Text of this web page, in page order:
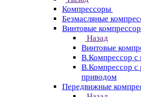
Компрессоры
Безмасляные
Винтовые
Назад
Винтовые
В.Компрессор
В.Компрессор
приводом
Передвижные